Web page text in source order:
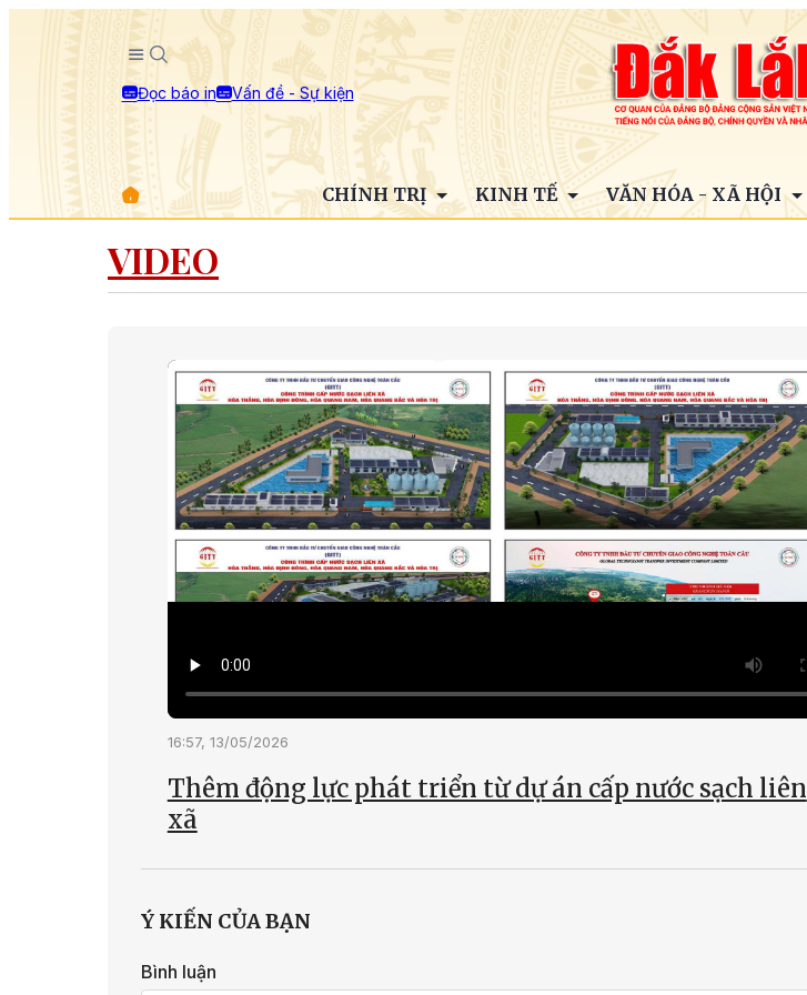
Đọc báo in Vấn đề - Sự kiện
CHÍNH TRỊ KINH TẾ VĂN HÓA - XÃ HỘI
VIDEO
16:57, 13/05/2026
Thêm động lực phát triển từ dự án cấp nước sạch liên
xã
Ý KIẾN CỦA BẠN
Bình luận